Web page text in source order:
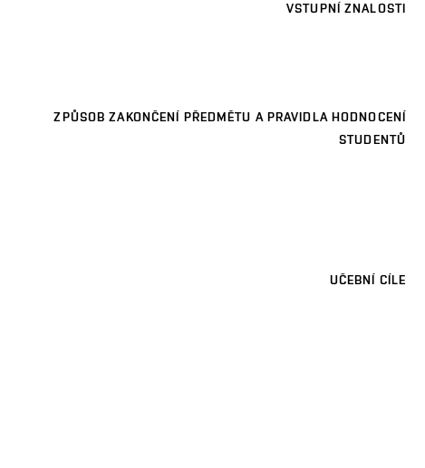
VSTUPNÍ ZNALOSTI
ZPŮSOB ZAKONČENÍ PŘEDMĚTU A PRAVIDLA HODNOCENÍ
STUDENTŮ
UČEBNÍ CÍLE